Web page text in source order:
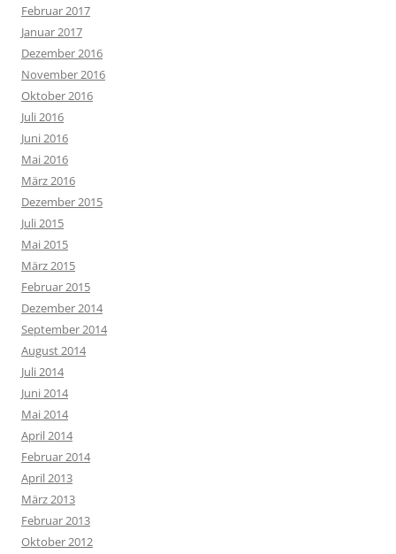
Februar 2017
Januar 2017
Dezember 2016
November 2016
Oktober 2016
Juli 2016
Juni 2016
Mai 2016
März 2016
Dezember 2015
Juli 2015
Mai 2015
März 2015
Februar 2015
Dezember 2014
September 2014
August 2014
Juli 2014
Juni 2014
Mai 2014
April 2014
Februar 2014
April 2013
März 2013
Februar 2013
Oktober 2012